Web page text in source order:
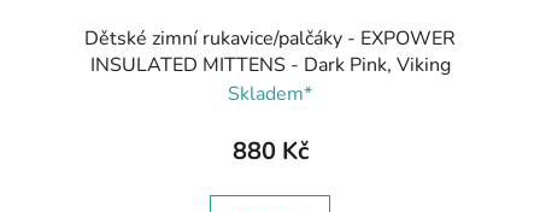
Dětské zimní rukavice/palčáky - EXPOWER
INSULATED MITTENS - Dark Pink, Viking
Skladem*
880 Kč